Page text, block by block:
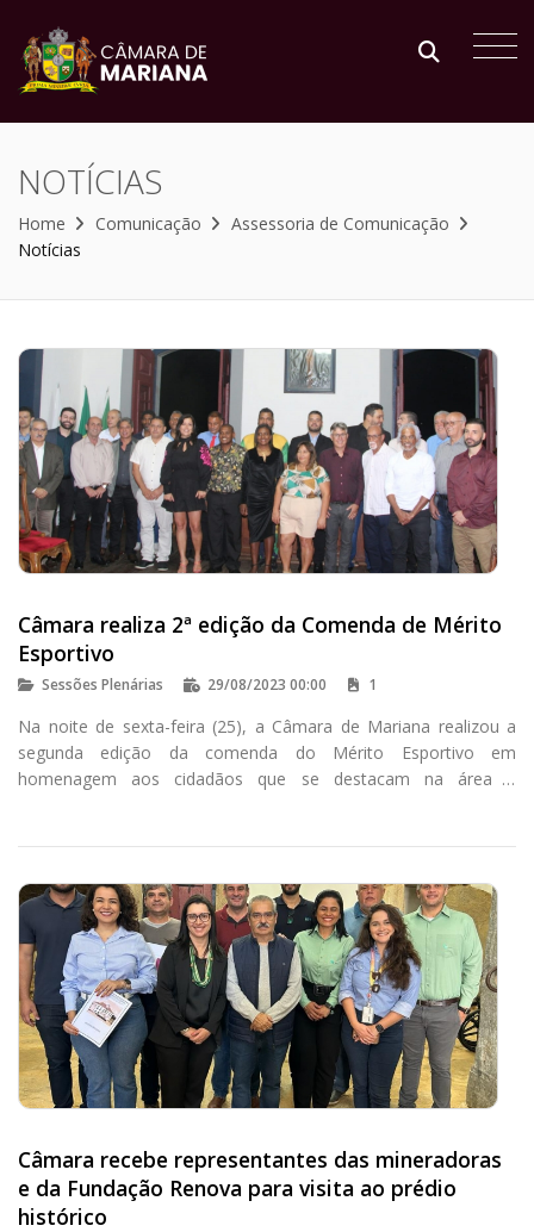
NOTÍCIAS
Home Comunicação
Assessoria de Comunicação
Notícias
Câmara realiza 2ª edição da Comenda de Mérito
Esportivo
Sessões Plenárias 29/08/2023 00:00 1
Na noite de sexta-feira (25), a Câmara de Mariana realizou a
segunda edição da comenda do Mérito Esportivo em
homenagem aos cidadãos que se destacam na área e
Câmara recebe representantes das mineradoras
e da Fundação Renova para visita ao prédio
histórico